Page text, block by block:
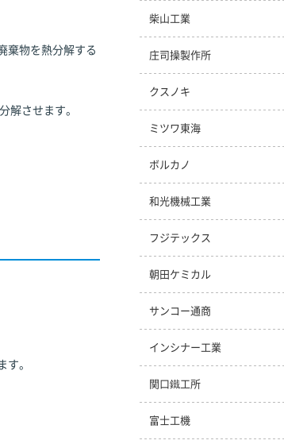
棄物を熱分解する
解させます。
。
柴山工業
庄司操製作所
クスノキ
ミツワ東海
ボルカノ
和光機械工業
フジテックス
朝田ケミカル
サンコー通商
インシナー工業
関口鐵工所
富士工機